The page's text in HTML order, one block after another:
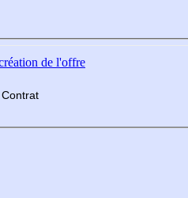
de l'offre
Contrat